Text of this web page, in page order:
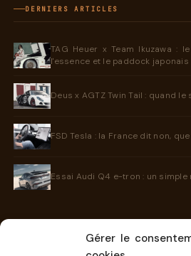
Gérer le
DERNIERS ARTICLES
TAG Heuer x Team Ikuzawa :
l'essence et le paddock japonais
Deus x AGTZ Twin Tail : quand
FSD Tesla : la France dit non,
Essai Audi Q4 e-tron : un simple
INFORMATIONS